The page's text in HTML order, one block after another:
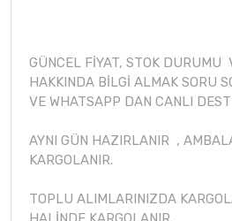
GÜNCEL FİYAT, STOK DURUMU
HAKKINDA BİLGİ ALMAK SORU
VE WHATSAPP DAN CANLI
AYNI GÜN HAZIRLANIR ,
KARGOLANIR.
TOPLU ALIMLARINIZDA